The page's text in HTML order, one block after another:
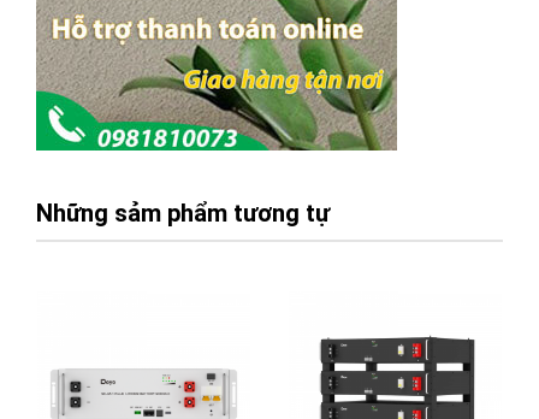
Những sảm phẩm tương tự